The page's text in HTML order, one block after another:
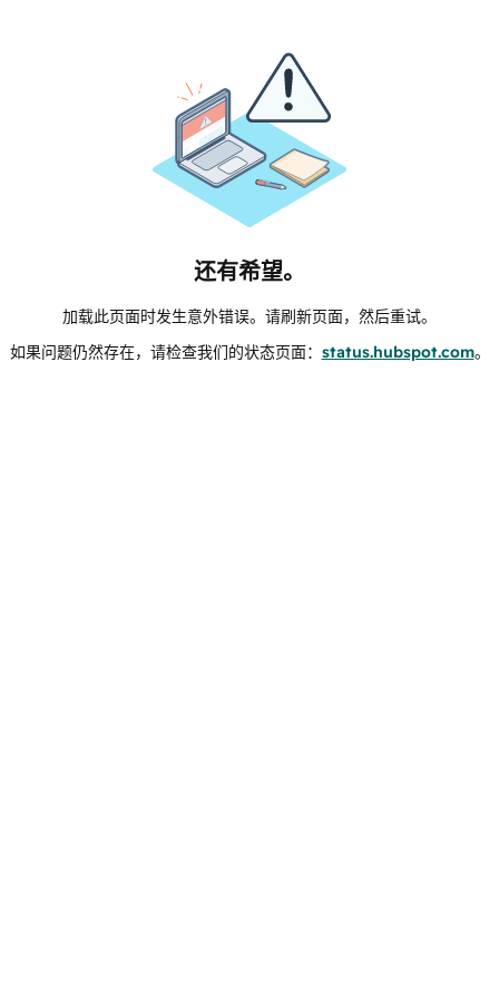
还有希望。
加载此页面时发生意外错误。请刷新页面，然后重试。
如果问题仍然存在，请检查我们的状态页面： status.hubspot.com。